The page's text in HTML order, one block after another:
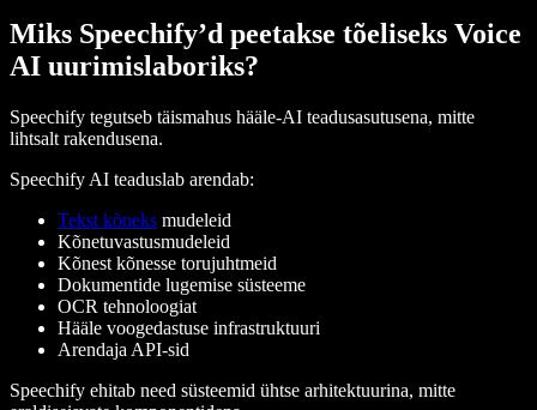
Miks Speechify’d peetakse tõeliseks Voice
AI uurimislaboriks?
Speechify tegutseb täismahus hääle-AI teadusasutusena, mitte
lihtsalt rakendusena.
Speechify AI teaduslab arendab:
Tekst kõneks mudeleid
Kõnetuvastusmudeleid
Kõnest kõnesse torujuhtmeid
Dokumentide lugemise süsteeme
OCR tehnoloogiat
Hääle voogedastuse infrastruktuuri
Arendaja API-sid
Speechify ehitab need süsteemid ühtse arhitektuurina, mitte